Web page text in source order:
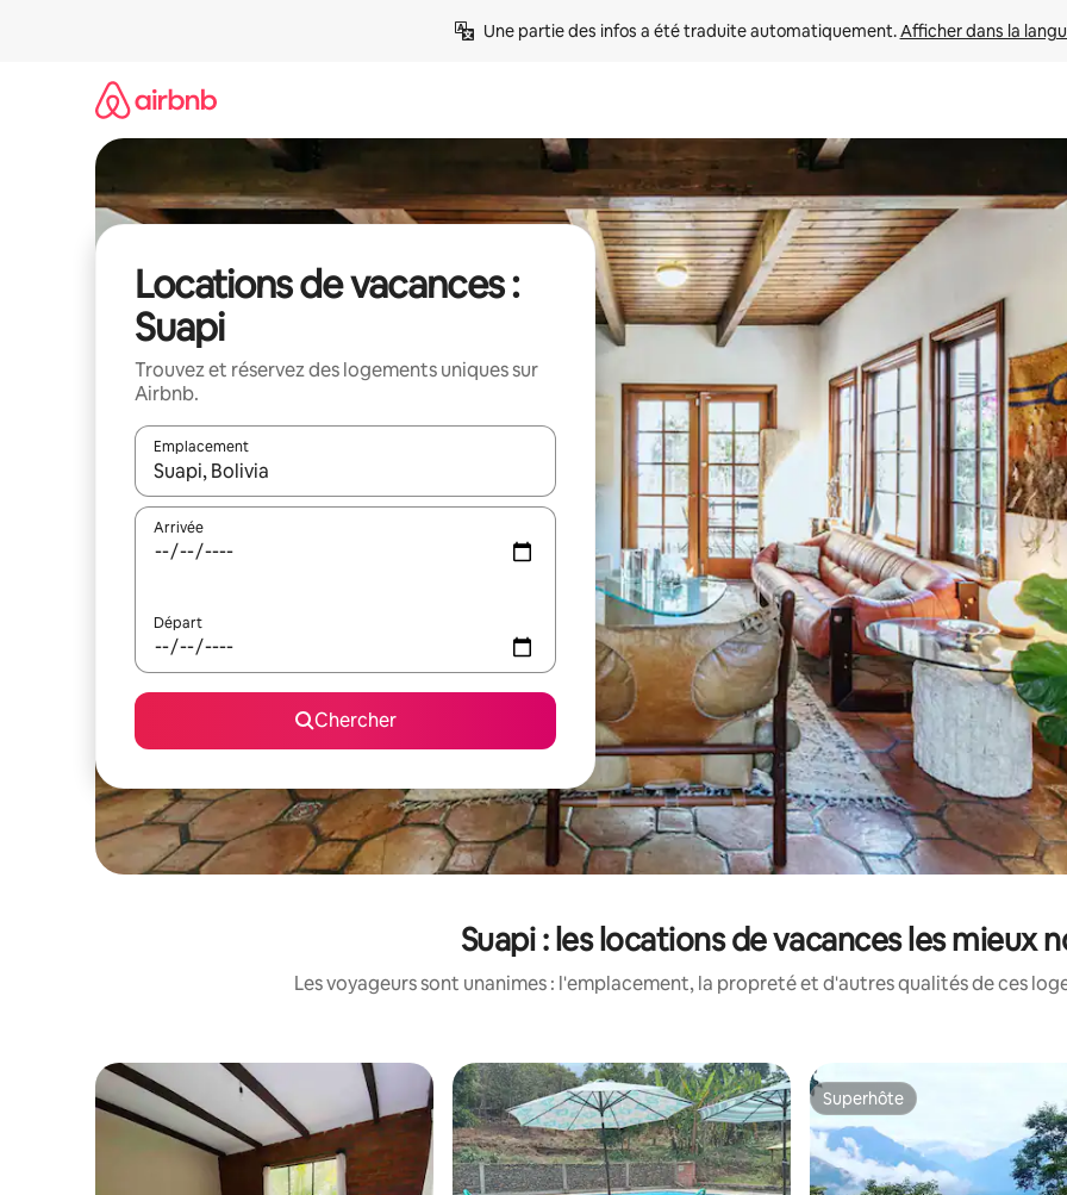
Une partie des infos a été traduite automatiquement. Afficher dans la
Locations de vacances :
Suapi
Trouvez et réservez des logements uniques sur
Airbnb.
Emplacement
Quand les résultats sont affichés, parcourez-les en utilisant les flèches vers le haut et vers le bas, ou en appuyant
Arrivée
Départ
Chercher
Suapi : les locations de vacances les mieux
Les voyageurs sont unanimes : l'emplacement, la propreté et d'autres qualités de ces
Superhôte
Superhôte